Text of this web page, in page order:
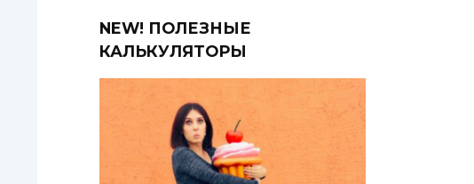
NEW! ПОЛЕЗНЫЕ
КАЛЬКУЛЯТОРЫ